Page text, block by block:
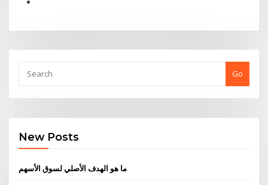
Go
New Posts
ما هو الهدف الأصلي لسوق الأسهم